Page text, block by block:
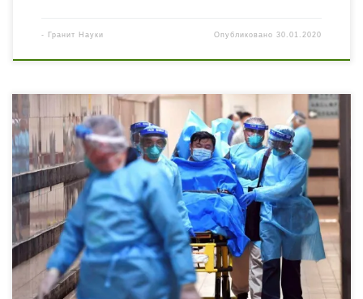
- Гранит Науки Опубликовано30.01.2020
Извините, что мы заявили об умеренном риске
пандемии вместо высокого, сказал директор Всемирной
организации здравоохранения Тедрос Адхан Гебреисус,
вернувшись 29 января из Китая. Уже болеют Европа и
Америка. Ведущий врач-инфекционист Украины Ольга
Голубовская допускает, что вирус может передаваться
даже через предметы, в частности, через
посылки AliExpress. Паника растёт. «Гранит науки»
благодарен […]